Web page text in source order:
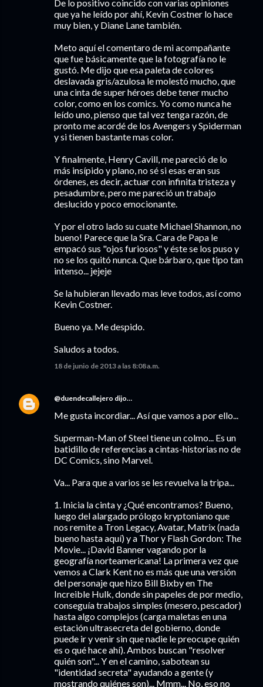
De lo positivo coincido con varias opiniones
que ya he leído por ahí, Kevin Costner lo hace
muy bien, y Diane Lane también.
Meto aquí el comentaro de mi acompañante
que fue básicamente que la fotografía no le
gustó. Me dijo que esa paleta de colores
deslavada gris/azulosa le molestó mucho, que
una cinta de super héroes debe tener mucho
color, como en los comics. Yo como nunca he
leído uno, pienso que tal vez tenga razón, de
pronto me acordé de los Avengers y Spiderman
y si tienen bastante mas color.
Y finalmente, Henry Cavill, me pareció de lo
más insípido y plano, no sé si esas eran sus
órdenes, es decir, actuar con infinita tristeza y
pesadumbre, pero me pareció un trabajo
deslucido y poco emocionante.
Y por el otro lado su cuate Michael Shannon, no
bueno! Parece que la Sra. Cara de Papa le
empacó sus "ojos furiosos" y éste se los puso y
no se los quitó nunca. Que bárbaro, que tipo tan
intenso... jejeje
Se la hubieran llevado mas leve todos, así como
Kevin Costner.
Bueno ya. Me despido.
Saludos a todos.
18 de junio de 2013 a las 8:08 a.m.
@duendecallejero dijo…
Me gusta incordiar... Así que vamos a por ello...
Superman-Man of Steel tiene un colmo... Es un
batidillo de referencias a cintas-historias no de
DC Comics, sino Marvel.
Va... Para que a varios se les revuelva la tripa...
1. Inicia la cinta y ¿Qué encontramos? Bueno,
luego del alargado prólogo kryptoniano que
nos remite a Tron Legacy, Avatar, Matrix (nada
bueno hasta aquí) y a Thor y Flash Gordon: The
Movie... ¡David Banner vagando por la
geografía norteamericana! La primera vez que
vemos a Clark Kent no es más que una versión
del personaje que hizo Bill Bixby en The
Increible Hulk, donde sin papeles de por medio,
conseguía trabajos simples (mesero, pescador)
hasta algo complejos (carga maletas en una
estación ultrasecreta del gobierno, donde
puede ir y venir sin que nadie le preocupe quién
es o qué hace ahí). Ambos buscan "resolver
quién son"... Y en el camino, sabotean su
"identidad secreta" ayudando a gente (y
mostrando quiénes son)... Mmm... No, eso no